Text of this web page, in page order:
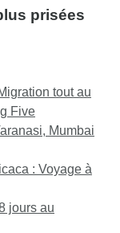
prisées
tout au
Five
Mumbai
: Voyage à
jours au